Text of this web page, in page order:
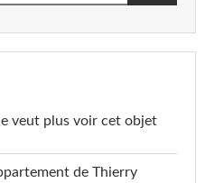
veut plus voir cet objet
de Thierry